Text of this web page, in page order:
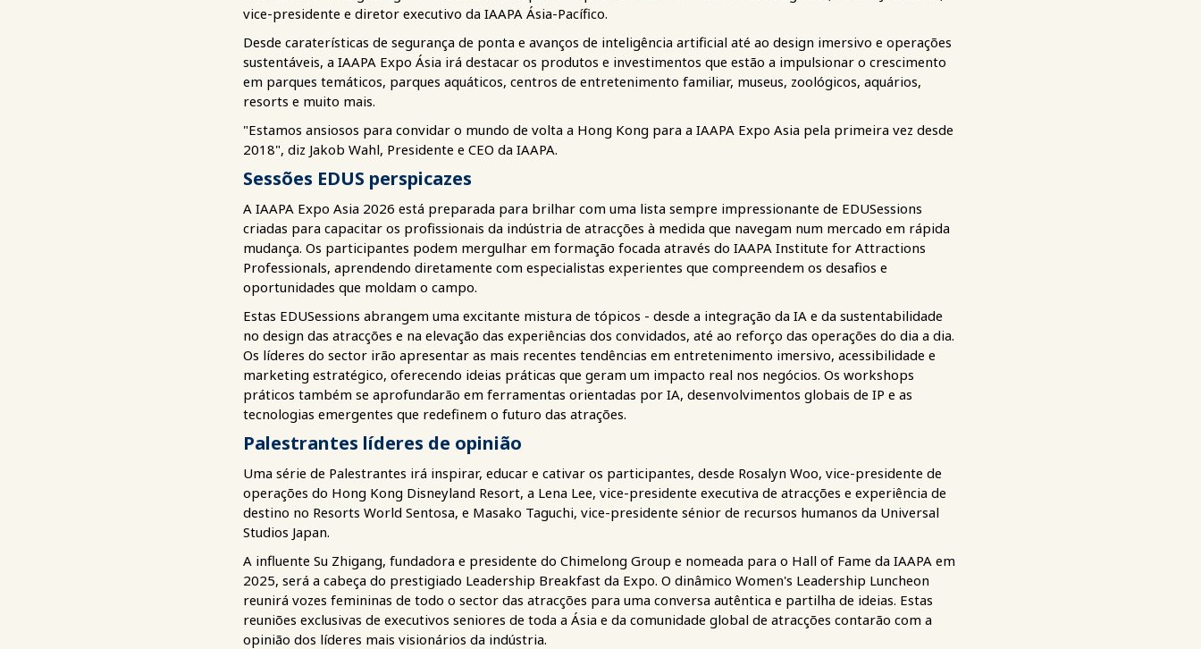
vice-presidente e diretor executivo da IAAPA Ásia-Pacífico.
Desde caraterísticas de segurança de ponta e avanços de inteligência artificial até ao design imersivo e operações
sustentáveis, a IAAPA Expo Ásia irá destacar os produtos e investimentos que estão a impulsionar o crescimento
em parques temáticos, parques aquáticos, centros de entretenimento familiar, museus, zoológicos, aquários,
resorts e muito mais.
"Estamos ansiosos para convidar o mundo de volta a Hong Kong para a IAAPA Expo Asia pela primeira vez desde
2018", diz Jakob Wahl, Presidente e CEO da IAAPA.
Sessões EDUS perspicazes
A IAAPA Expo Asia 2026 está preparada para brilhar com uma lista sempre impressionante de EDUSessions
criadas para capacitar os profissionais da indústria de atracções à medida que navegam num mercado em rápida
mudança. Os participantes podem mergulhar em formação focada através do IAAPA Institute for Attractions
Professionals, aprendendo diretamente com especialistas experientes que compreendem os desafios e
oportunidades que moldam o campo.
Estas EDUSessions abrangem uma excitante mistura de tópicos - desde a integração da IA e da sustentabilidade
no design das atracções e na elevação das experiências dos convidados, até ao reforço das operações do dia a dia.
Os líderes do sector irão apresentar as mais recentes tendências em entretenimento imersivo, acessibilidade e
marketing estratégico, oferecendo ideias práticas que geram um impacto real nos negócios. Os workshops
práticos também se aprofundarão em ferramentas orientadas por IA, desenvolvimentos globais de IP e as
tecnologias emergentes que redefinem o futuro das atrações.
Palestrantes líderes de opinião
Uma série de Palestrantes irá inspirar, educar e cativar os participantes, desde Rosalyn Woo, vice-presidente de
operações do Hong Kong Disneyland Resort, a Lena Lee, vice-presidente executiva de atracções e experiência de
destino no Resorts World Sentosa, e Masako Taguchi, vice-presidente sénior de recursos humanos da Universal
Studios Japan.
A influente Su Zhigang, fundadora e presidente do Chimelong Group e nomeada para o Hall of Fame da IAAPA em
2025, será a cabeça do prestigiado Leadership Breakfast da Expo. O dinâmico Women's Leadership Luncheon
reunirá vozes femininas de todo o sector das atracções para uma conversa autêntica e partilha de ideias. Estas
reuniões exclusivas de executivos seniores de toda a Ásia e da comunidade global de atracções contarão com a
opinião dos líderes mais visionários da indústria.